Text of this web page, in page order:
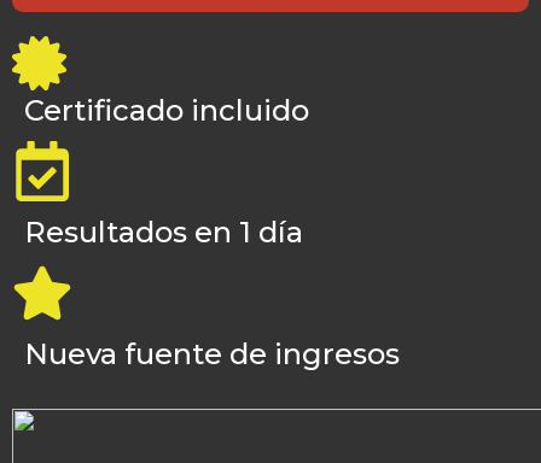
Certificado incluido
Resultados en 1 día
Nueva fuente de ingresos